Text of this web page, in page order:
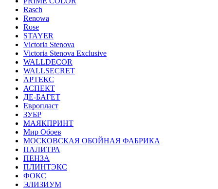
Rasch
Renowa
Rose
STAYER
Victoria Stenova
Victoria Stenova Exclusive
WALLDECOR
WALLSECRET
АРТЕКС
АСПЕКТ
ДЕ-БАГЕТ
Европласт
ЗУБР
МАЯКПРИНТ
Мир Обоев
МОСКОВСКАЯ ОБОЙНАЯ ФАБРИКА
ПАЛИТРА
ПЕНЗА
ПЛИНТЭКС
ФОКС
ЭЛИЗИУМ